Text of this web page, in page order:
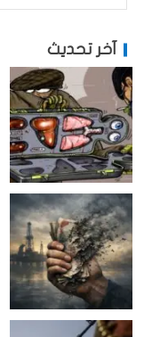
آخر تحديث